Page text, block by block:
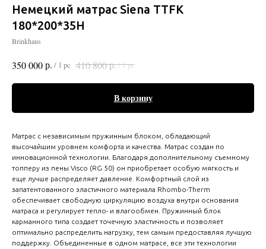
Немецкий матрас Siena TTFK
180*200*35H
Brinkhaus
350 000р. / 1 pc 410 800р./1 pc
В корзину
Матрас с независимым пружинным блоком, обладающий
высочайшим уровнем комфорта и качества. Матрас создан по
инновационной технологии. Благодаря дополнительному съемному
топперу из пены Visco (RG 50) он приобретает особую мягкость и
еще лучше распределяет давление. Комфортный слой из
запатентованного эластичного материала Rhombo-Therm
обеспечивает свободную циркуляцию воздуха внутри основания
матраса и регулирует тепло- и влагообмен. Пружинный блок
карманного типа создает точечную эластичность и позволяет
оптимально распределить нагрузку, тем самым предоставляя лучшую
поддержку. Объединенные в одном матрасе, все эти технологии